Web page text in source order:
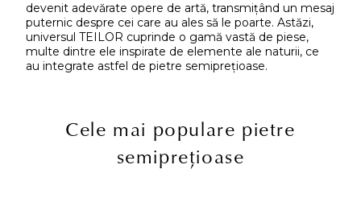
devenit adevărate opere de artă, transmițând un mesaj
puternic despre cei care au ales să le poarte. Astăzi,
universul TEILOR cuprinde o gamă vastă de piese,
multe dintre ele inspirate de elemente ale naturii, ce
au integrate astfel de pietre semiprețioase.
Cele mai populare pietre
semiprețioase